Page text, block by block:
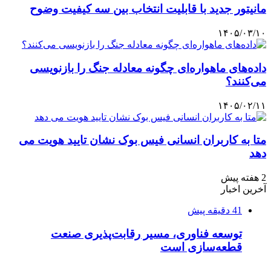
مانیتور جدید با قابلیت انتخاب بین سه کیفیت وضوح
۱۴۰۵/۰۳/۱۰
داده‌های ماهواره‌ای چگونه معادله جنگ را بازنویسی
می‌کنند؟
۱۴۰۵/۰۲/۱۱
متا به کاربران انسانی فیس بوک نشان تایید هویت می
دهد
2 هفته پیش
آخرین اخبار
41 دقیقه پیش
توسعه فناوری، مسیر رقابت‌پذیری صنعت
قطعه‌سازی است